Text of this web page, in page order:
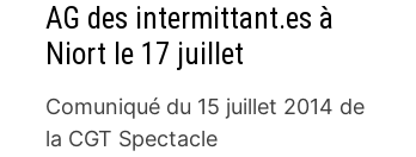
AG des intermittant.es à
Niort le 17 juillet
Comuniqué du 15 juillet 2014 de
la CGT Spectacle